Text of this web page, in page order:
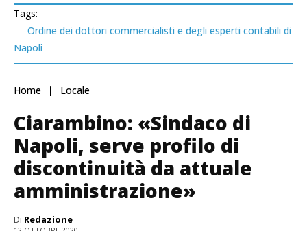
Tags:
Ordine dei dottori commercialisti e degli esperti contabili di
Napoli
Home Locale
Ciarambino: «Sindaco di
Napoli, serve profilo di
discontinuità da attuale
amministrazione»
Di Redazione